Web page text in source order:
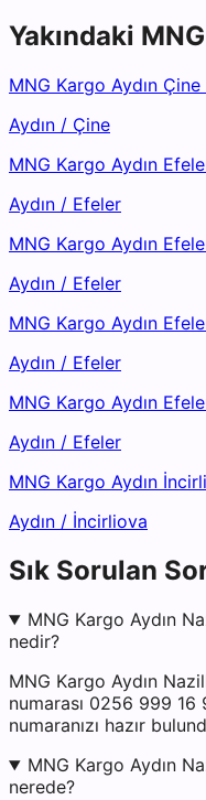
Yakındaki
MNG Kargo Aydın Çine
Aydın / Çine
MNG Kargo Aydın
Aydın / Efeler
MNG Kargo Aydın
Aydın / Efeler
MNG Kargo Aydın
Aydın / Efeler
MNG Kargo Aydın
Aydın / Efeler
MNG Kargo Aydın
Aydın / İncirliova
Sık Sorulan
MNG Kargo Aydın
nedir?
MNG Kargo Aydın
numarası 0256 999
numaranızı hazır
MNG Kargo Aydın
nerede?